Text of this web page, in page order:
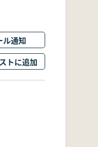
ル通知
トに追加